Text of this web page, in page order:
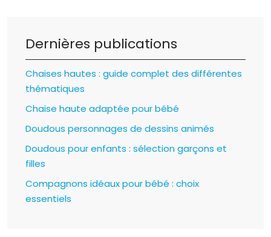
Dernières publications
Chaises hautes : guide complet des différentes
thématiques
Chaise haute adaptée pour bébé
Doudous personnages de dessins animés
Doudous pour enfants : sélection garçons et
filles
Compagnons idéaux pour bébé : choix
essentiels